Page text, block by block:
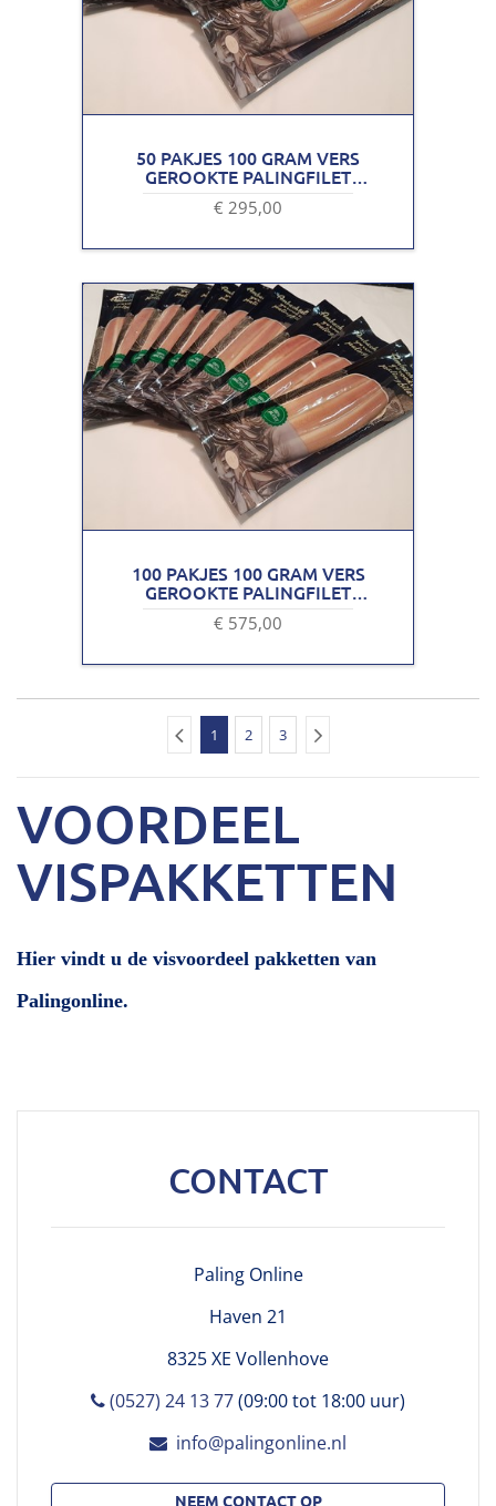
50 PAKJES 100 GRAM VERS
GEROOKTE PALINGFILET
VACUÜM VERPAKT
€ 295,00
100 PAKJES 100 GRAM VERS
GEROOKTE PALINGFILET
VACUÜM VERPAKKING
€ 575,00
1 2 3
VOORDEEL
VISPAKKETTEN
Hier vindt u de visvoordeel pakketten van
Palingonline.
CONTACT
Paling Online
Haven 21
8325 XE Vollenhove
(0527) 24 13 77(09:00 tot 18:00 uur)
info@palingonline.nl
NEEM CONTACT OP